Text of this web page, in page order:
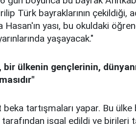
Türk bayraklarının çekildiği,
yası, bu okuldaki
yaşayacak."
bir ülkenin gençlerinin,
tartışmaları yapar. Bu
işgal edildi ve birileri